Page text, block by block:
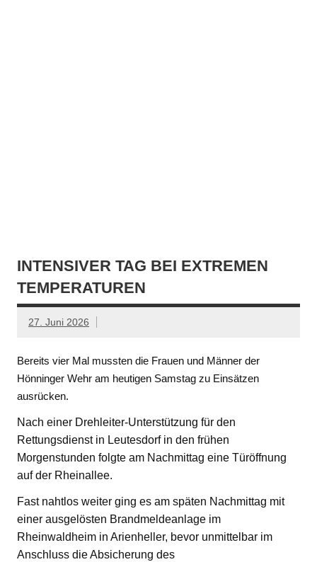
INTENSIVER TAG BEI EXTREMEN
TEMPERATUREN
27. Juni 2026
Bereits vier Mal mussten die Frauen und Männer der
Hönninger Wehr am heutigen Samstag zu Einsätzen
ausrücken.
Nach einer Drehleiter-Unterstützung für den
Rettungsdienst in Leutesdorf in den frühen
Morgenstunden folgte am Nachmittag eine Türöffnung
auf der Rheinallee.
Fast nahtlos weiter ging es am späten Nachmittag mit
einer ausgelösten Brandmeldeanlage im
Rheinwaldheim in Arienheller, bevor unmittelbar im
Anschluss die Absicherung des